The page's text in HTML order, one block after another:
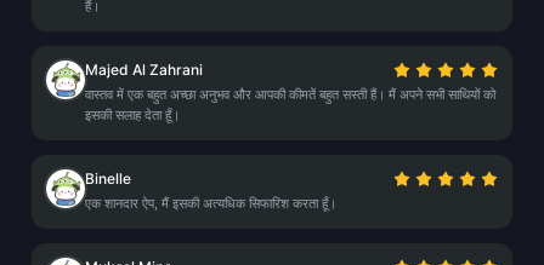
हैं।
Majed Al Zahrani
वास्तव में एक बहुत अच्छा अनुभव और आपकी कीमतें बहुत सस्ती हैं। मैं अपने सभी साथियों को
इसकी सलाह देता हूँ।
Binelle
एक शानदार ऐप, मैं इसकी अत्यधिक सिफारिश करता हूँ।